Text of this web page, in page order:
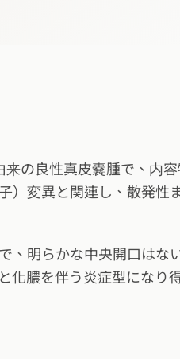
の良性真皮嚢腫で、内
）変異と関連し、散発性
、明らかな中央開口はな
化膿を伴う炎症型になり